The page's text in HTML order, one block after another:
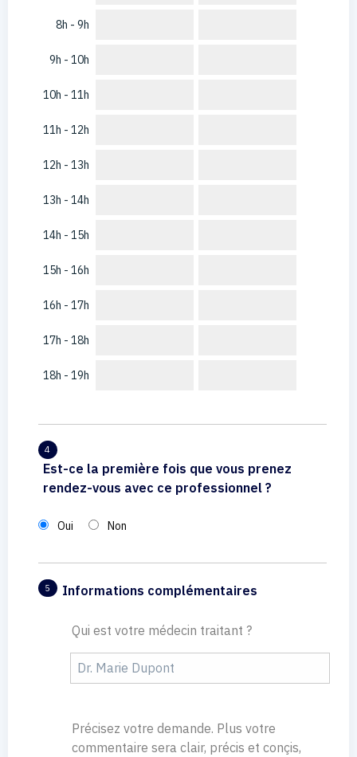
8h - 9h
9h - 10h
10h - 11h
11h - 12h
12h - 13h
13h - 14h
14h - 15h
15h - 16h
16h - 17h
17h - 18h
18h - 19h
4
Est-ce la première fois que vous prenez
rendez-vous avec ce professionnel ?
Oui Non
5 Informations complémentaires
Qui est votre médecin traitant ?
Précisez votre demande. Plus votre
commentaire sera clair, précis et conçis,